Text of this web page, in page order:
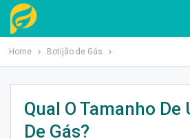
Home Botijão de Gás
Qual O Tamanho
De Gás?